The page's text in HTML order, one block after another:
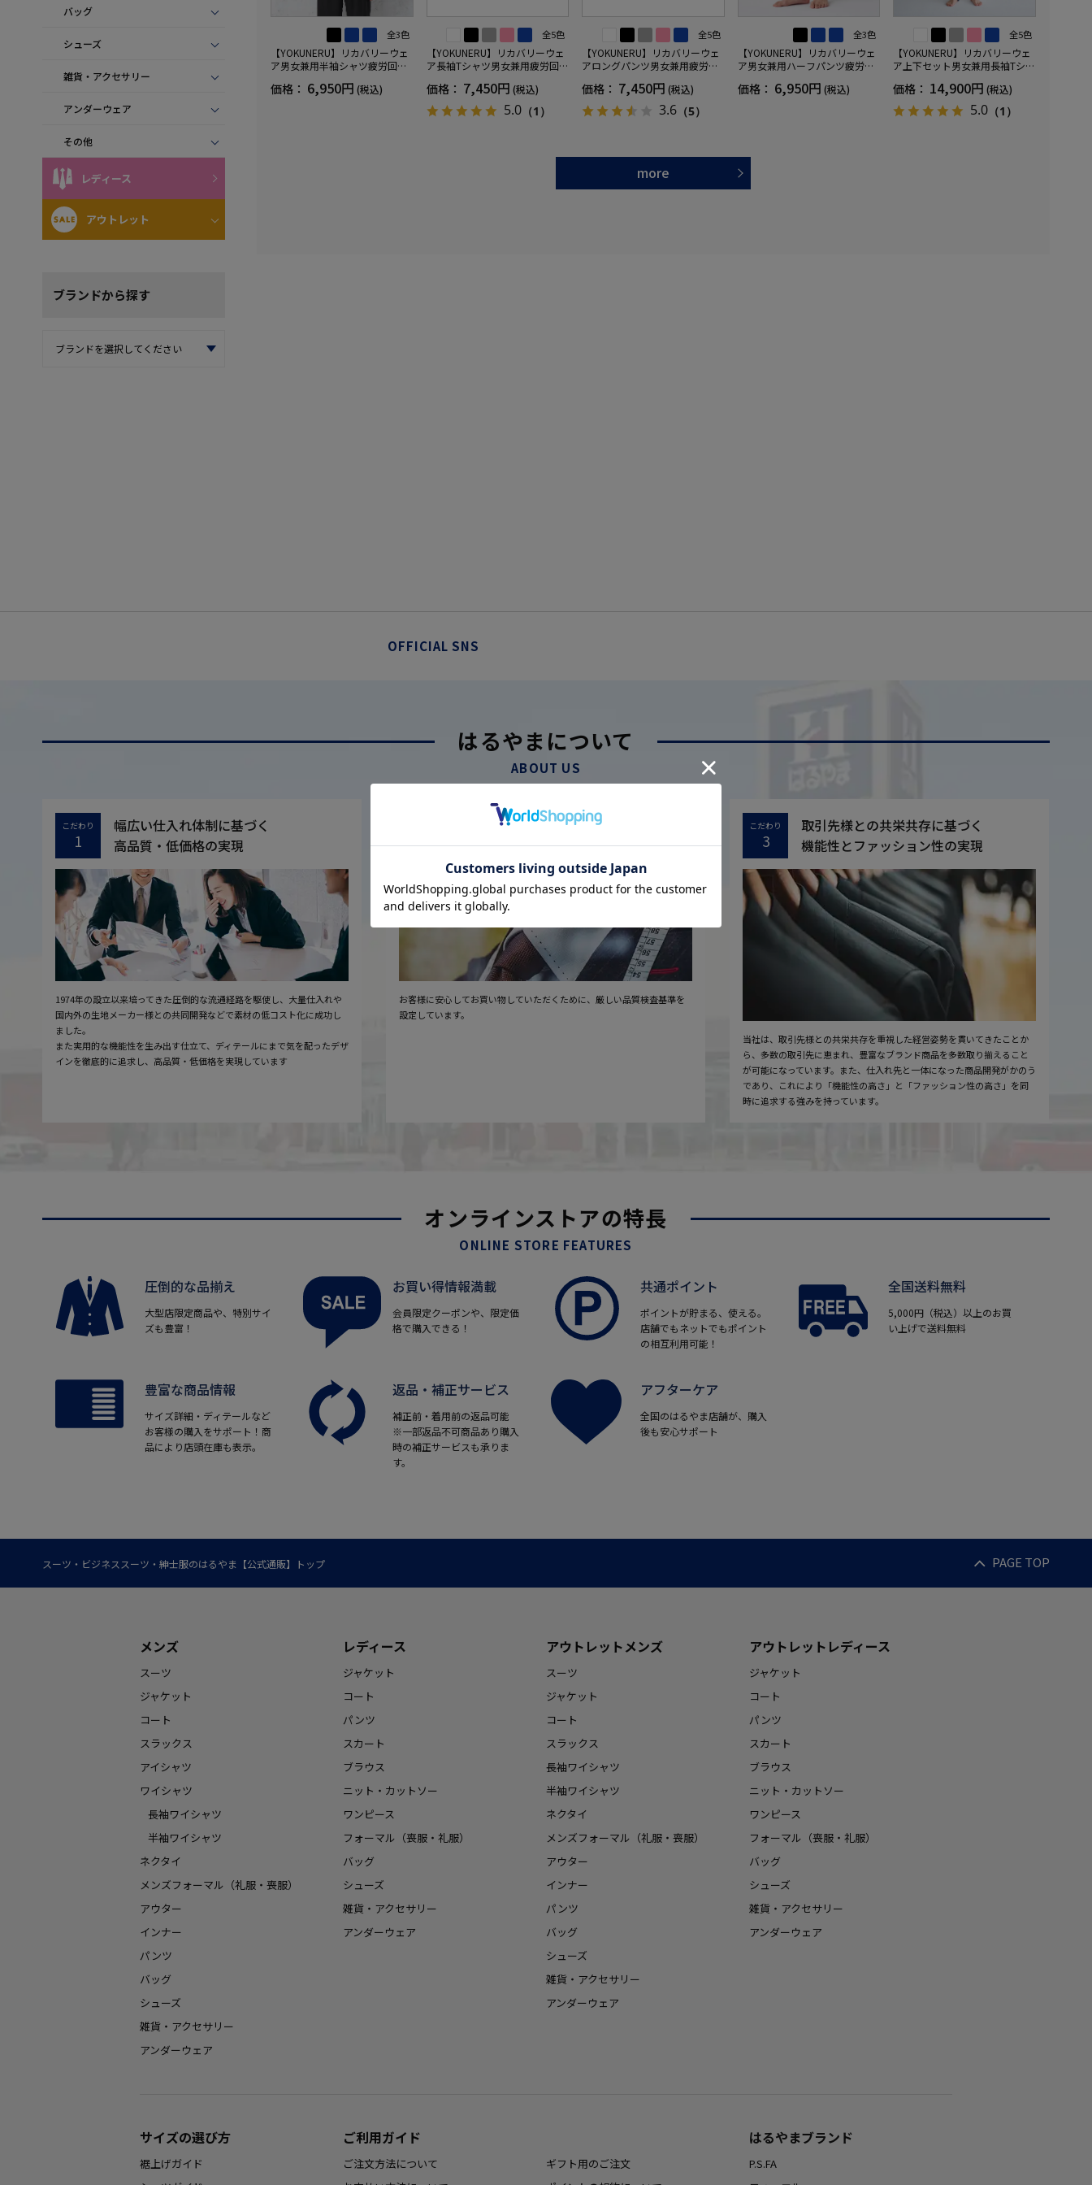
バッグ
シューズ
雑貨・アクセサリー
アンダーウェア
その他
レディース
アウトレット
ブランドから探す
全3色
【YOKUNERU】リカバリーウェ
ア男女兼用半袖シャツ疲労回復
(R)【一般医療機器】SS～LLサイ
価格： 6,950円 (税込)
全5色
【YOKUNERU】リカバリーウェ
ア長袖Tシャツ男女兼用疲労回復
(R)【一般医療機器】SS～LLサイ
ズ
価格： 7,450円 (税込)
5.0（1）
全5色
【YOKUNERU】リカバリーウェ
アロングパンツ男女兼用疲労回
IX(R)【一般医療機器】SS～LLサ
イズ
価格： 7,450円 (税込)
3.6 （5）
全3色
【YOKUNERU】リカバリーウェ
ア男女兼用ハーフパンツ疲労回
IX(R)【一般医療機器】SS～LLサ
価格： 6,950円 (税込)
全5色
【YOKUNERU】リカバリーウェ
ア上下セット男女兼用長袖Tシャ
進遠赤外線快眠NANOMIX(R)【一
般医療機器】SS～LLサイズ
価格： 14,900円 (税込)
5.0 （1）
more
OFFICIAL SNS
はるやまについて
ABOUT US
こだわり
1
幅広い仕入れ体制に基づく
高品質・低価格の実現
1974年の設立以来培ってきた圧倒的な流通経路を駆使し、大量仕入れや
国内外の生地メーカー様との共同開発などで素材の低コスト化に成功し
ました。
また実用的な機能性を生み出す仕立て、ディテールにまで気を配ったデザ
インを徹底的に追求し、高品質・低価格を実現しています
2
厳しい品質管理体制に基づく
安心の実現
お客様に安心してお買い物していただくために、厳しい品質検査基準を
設定しています。
こだわり
3
取引先様との共栄共存に基づく
機能性とファッション性の実現
当社は、取引先様との共栄共存を重視した経営姿勢を貫いてきたことか
ら、多数の取引先に恵まれ、豊富なブランド商品を多数取り揃えること
が可能になっています。また、仕入れ先と一体になった商品開発がかのう
であり、これにより「機能性の高さ」と「ファッション性の高さ」を同
時に追求する強みを持っています。
オンラインストアの特長
ONLINE STORE FEATURES
圧倒的な品揃え
大型店限定商品や、特別サイ
ズも豊富！
お買い得情報満載
会員限定クーポンや、限定価
格で購入できる！
共通ポイント
ポイントが貯まる、使える。
店舗でもネットでもポイント
の相互利用可能！
全国送料無料
5,000円（税込）以上のお買
い上げで送料無料
豊富な商品情報
サイズ詳細・ディテールなど
お客様の購入をサポート！商
品により店頭在庫も表示。
返品・補正サービス
補正前・着用前の返品可能
※一部返品不可商品あり購入
時の補正サービスも承りま
す。
アフターケア
全国のはるやま店舗が、購入
後も安心サポート
スーツ・ビジネススーツ・紳士服のはるやま【公式通販】トップ PAGE TOP
メンズ
スーツ
ジャケット
コート
スラックス
アイシャツ
ワイシャツ
長袖ワイシャツ
半袖ワイシャツ
ネクタイ
メンズフォーマル（礼服・喪服）
アウター
インナー
パンツ
バッグ
シューズ
雑貨・アクセサリー
アンダーウェア
レディース
ジャケット
コート
パンツ
スカート
ブラウス
ニット・カットソー
ワンピース
フォーマル（喪服・礼服）
バッグ
シューズ
雑貨・アクセサリー
アンダーウェア
アウトレットメンズ
スーツ
ジャケット
コート
スラックス
長袖ワイシャツ
半袖ワイシャツ
ネクタイ
メンズフォーマル（礼服・喪服）
アウター
インナー
パンツ
バッグ
シューズ
雑貨・アクセサリー
アンダーウェア
アウトレットレディース
ジャケット
コート
パンツ
スカート
ブラウス
ニット・カットソー
ワンピース
フォーマル（喪服・礼服）
バッグ
シューズ
雑貨・アクセサリー
アンダーウェア
サイズの選び方
裾上げガイド
ご利用ガイド
ご注文方法について
ギフト用のご注文
はるやまブランド
P.S.FA